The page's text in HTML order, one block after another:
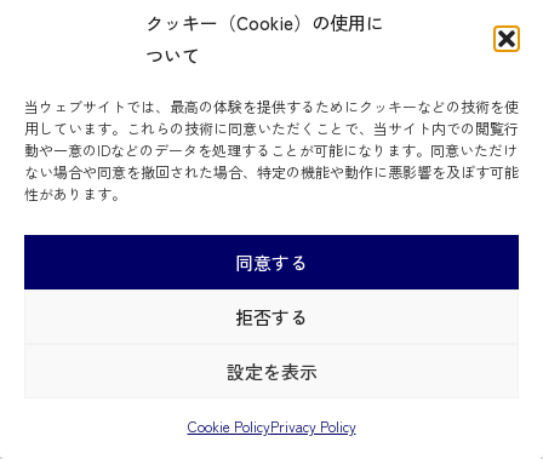
クッキー（Cookie）の使用に
ついて
当ウェブサイトでは、最高の体験を提供するためにクッキーなどの技術を使
用しています。これらの技術に同意いただくことで、当サイト内での閲覧行
動や一意のIDなどのデータを処理することが可能になります。同意いただけ
ない場合や同意を撤回された場合、特定の機能や動作に悪影響を及ぼす可能
性があります。
同意する
拒否する
設定を表示
Cookie PolicyPrivacy Policy
執筆者 清野 真輔
Founder & CEO, Cornerstone Strategy LLC
アクセンチュア、デロイトトーマツコンサルティング、AI
ング経験を有する。2024年10月にCornerstone Strategy